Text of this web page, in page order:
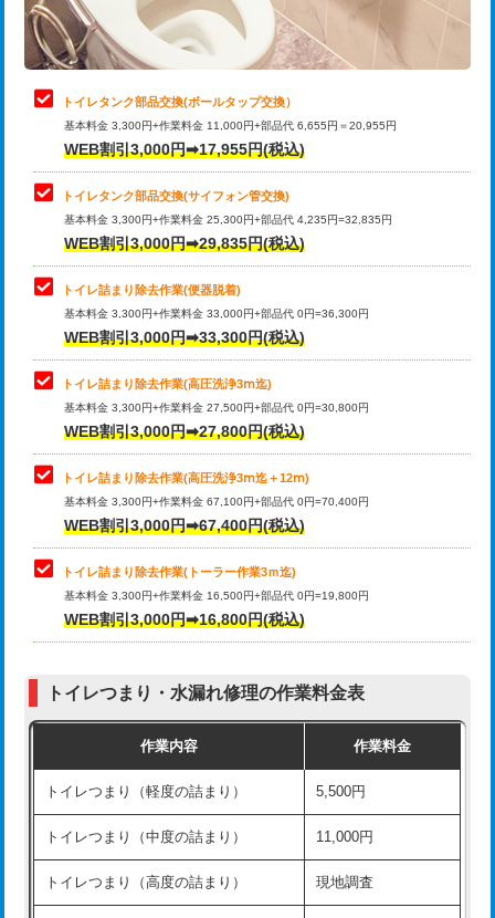
トイレタンク部品交換(ボールタップ交換）
基本料金 3,300円+作業料金 11,000円+部品代 6,655円＝20,955円
WEB割引3,000円➡17,955円(税込)
トイレタンク部品交換(サイフォン管交換)
基本料金 3,300円+作業料金 25,300円+部品代 4,235円=32,835円
WEB割引3,000円➡29,835円(税込)
トイレ詰まり除去作業(便器脱着)
基本料金 3,300円+作業料金 33,000円+部品代 0円=36,300円
WEB割引3,000円➡33,300円(税込)
トイレ詰まり除去作業(高圧洗浄3ⅿ迄)
基本料金 3,300円+作業料金 27,500円+部品代 0円=30,800円
WEB割引3,000円➡27,800円(税込)
トイレ詰まり除去作業(高圧洗浄3ⅿ迄＋12ⅿ)
基本料金 3,300円+作業料金 67,100円+部品代 0円=70,400円
WEB割引3,000円➡67,400円(税込)
トイレ詰まり除去作業(トーラー作業3ｍ迄)
基本料金 3,300円+作業料金 16,500円+部品代 0円=19,800円
WEB割引3,000円➡16,800円(税込)
トイレつまり・水漏れ修理の作業料金表
作業内容 作業料金
トイレつまり（軽度の詰まり） 5,500円
トイレつまり（中度の詰まり） 11,000円
トイレつまり（高度の詰まり） 現地調査